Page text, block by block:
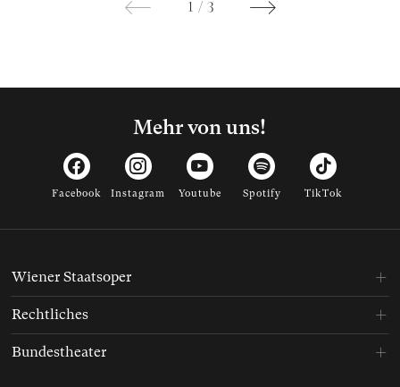
1 / 3
Mehr von uns!
Facebook Instagram Youtube Spotify TikTok
Wiener Staatsoper
Rechtliches
Bundestheater